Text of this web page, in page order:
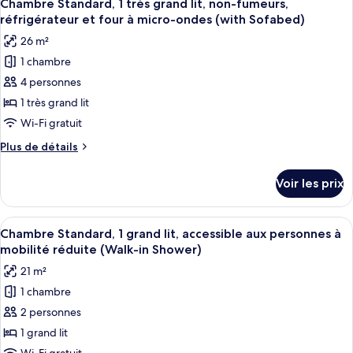
non-
fumeurs,
réfrigérateur
chambre
Chambre
Standard,
2
grands
lits,
non-
réfrigérateur
toutes
les
photos
pour
ce
type
de
chambre :
Chambre
1
très
grand
lit,
non-
fumeurs,
réfrigérateur
et
four
Chambre Standard, 1 très grand lit, non-fumeurs,
réfrigérateur et four à micro-ondes (with Sofabed)
26 m²
1 chambre
4 personnes
1 très grand lit
Wi-Fi gratuit
Plus de détails
Plus
le
type
de
chambre
Standard,
très
grand
lit,
Voir les prix
Afficher
toutes
les
photos
pour
ce
type
Une chambre d’hôtel avec un
5
Chambre Standard, 1 grand lit, accessible aux personnes à
mobilité réduite (Walk-in Shower)
21 m²
1 chambre
2 personnes
1 grand lit